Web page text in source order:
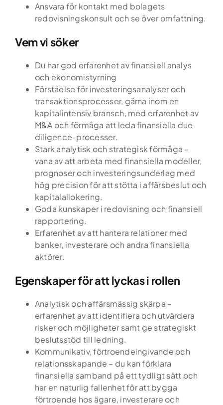
Ansvara för kontakt med bolagets
redovisningskonsult och se över omfattning.
Vem vi söker
Du har god erfarenhet av finansiell analys
och ekonomistyrning
Förståelse för investeringsanalyser och
transaktionsprocesser, gärna inom en
kapitalintensiv bransch, med erfarenhet av
M&A och förmåga att leda finansiella due
diligence-processer.
Stark analytisk och strategisk förmåga –
vana av att arbeta med finansiella modeller,
prognoser och investeringsunderlag med
hög precision för att stötta i affärsbeslut och
kapitalallokering.
Goda kunskaper i redovisning och finansiell
rapportering.
Erfarenhet av att hantera relationer med
banker, investerare och andra finansiella
aktörer.
Egenskaper för att lyckas i rollen
Analytisk och affärsmässig skärpa –
erfarenhet av att identifiera och utvärdera
risker och möjligheter samt ge strategiskt
beslutsstöd till ledning.
Kommunikativ, förtroendeingivande och
relationsskapande – du kan förklara
finansiella samband på ett tydligt sätt och
har en naturlig fallenhet för att bygga
förtroende hos ägare, investerare och
Hem
Tjänster
Kandidatupplevelsen
Lediga jobb
Referensuppdrag
Globalt nätverk
Din karriär
Om oss
Kontakt
Podden Ärligt talat